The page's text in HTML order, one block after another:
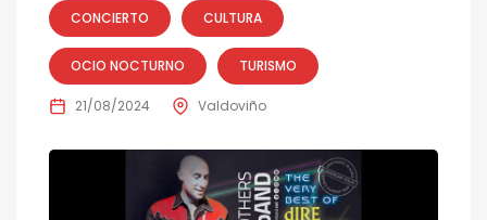
CONCIERTO CULTURA
OCIO NOCTURNO TURISMO
21/08/2024 Valdoviño